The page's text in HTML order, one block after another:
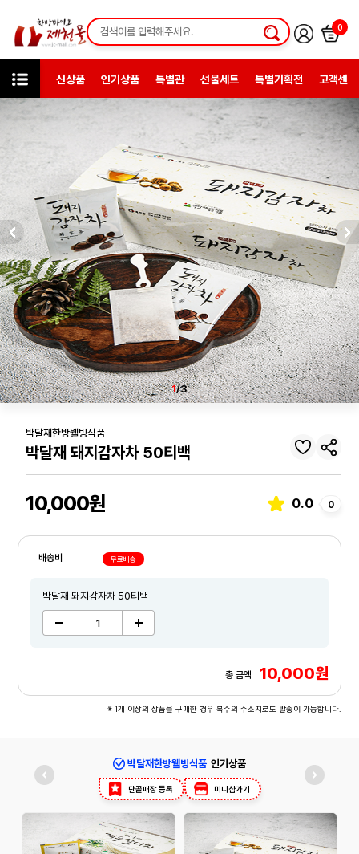
0
신상품 인기상품 특별관 선물세트 특별기획전 고객센터
카테고리
1/3
박달재한방웰빙식품
박달재 돼지감자차 50티백
10,000원 0.0 0
배송비 무료배송
박달재 돼지감자차 50티백
총 금액 10,000원
※ 1개 이상의 상품을 구매한 경우 복수의 주소지로도 발송이 가능합니다.
박달재한방웰빙식품 인기상품
단골매장 등록 미니샵가기